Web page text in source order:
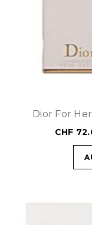
Dior For
CHF